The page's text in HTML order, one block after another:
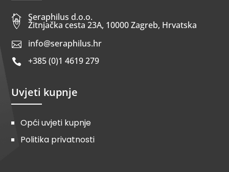
 Seraphilus d.o.o.
 Žitnjačka cesta 23A, 10000 Zagreb, Hrvatska
 info@seraphilus.hr
 +385 (0)1 4619 279
Uvjeti kupnje
Opći uvjeti kupnje
Politika privatnosti